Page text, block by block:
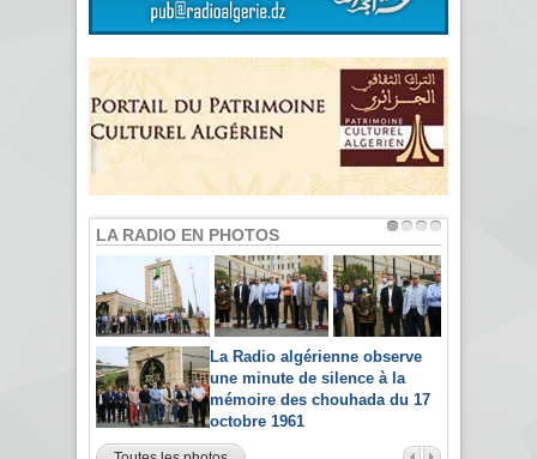
LA RADIO EN PHOTOS
La Radio algérienne observe
une minute de silence à la
mémoire des chouhada du 17
octobre 1961